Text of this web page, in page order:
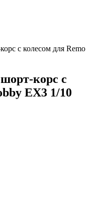
с колесом для Remo
корс с
EX3 1/10